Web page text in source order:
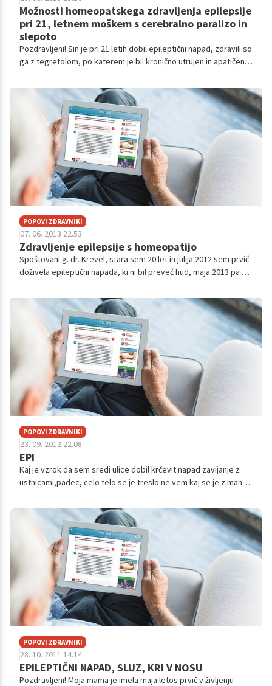
Možnosti homeopatskega zdravljenja epilepsije
pri 21, letnem moškem s cerebralno paralizo in
slepoto
Pozdravljeni! Sin je pri 21 letih dobil epileptični napad, zdravili so
ga z tegretolom, po katerem je bil kronično utrujen in apatičen.
POPOVI ZDRAVNIKI
07. 06. 2013 22.53
Zdravljenje epilepsije s homeopatijo
Spoštovani g. dr. Krevel, stara sem 20 let in julija 2012 sem prvič
doživela epileptični napada, ki ni bil preveč hud, maja 2013 pa se
POPOVI ZDRAVNIKI
23. 09. 2012 22.08
EPI
Kaj je vzrok da sem sredi ulice dobil krčevit napad zavijanje z
ustnicami,padec, celo telo se je treslo ne vem kaj se je z mano
so mim...
POPOVI ZDRAVNIKI
28. 10. 2011 14.14
EPILEPTIČNI NAPAD, SLUZ, KRI V NOSU
Pozdravljeni! Moja mama je imela maja letos prvič v življenju